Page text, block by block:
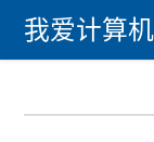
我爱计算机